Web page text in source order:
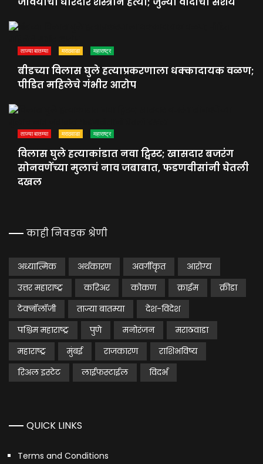
ताज्या बातम्या मराठवाडा महाराष्ट्र
बीडच्या विलास घुले हत्याप्रकरणाला धक्कादायक वळण;
पीडित महिलेचे गंभीर आरोप
ताज्या बातम्या मराठवाडा महाराष्ट्र
विलास घुले हत्याकांडात नवा ट्विस्ट; खासदार बजरंग
सोनवणेंच्या मुलाचं नाव जबाबात, फडणवीसांनी घेतली
दखल
काही निवडक श्रेणी
अध्यात्मिक अर्थकारण अवर्गीकृत
आरोग्य
उत्तर महाराष्ट्र
करिअर कोकण क्राईम
क्रीडा
टेक्नॉलॉजी
ताज्या बातम्या
देश-विदेश
पश्चिम महाराष्ट्र
पुणे मनोरंजन
मराठवाडा
महाराष्ट्र
मुंबई राजकारण
राशिभविष्य
रिअल इस्टेट
लाईफस्टाईल विदर्भ
QUICK LINKS
Terms and Conditions